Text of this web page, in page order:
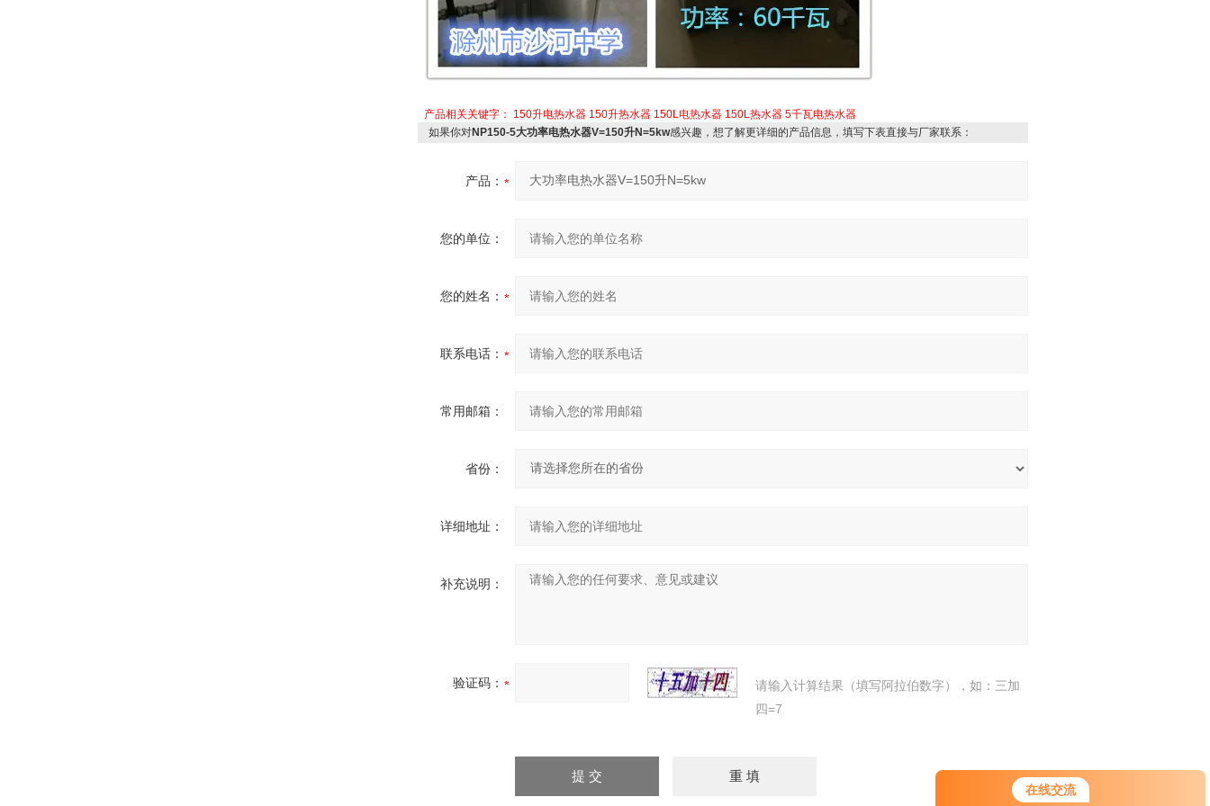
在线交流
产品相关关键字： 150升电热水器 150升热水器 150L电热水器 150L热水器 5千瓦电热水器
如果你对NP150-5大功率电热水器V=150升N=5kw感兴趣，想了解更详细的产品信息，填写下表直接与厂家联系：
产品：
您的单位：
您的姓名：
联系电话：
常用邮箱：
省份：
详细地址：
补充说明：
验证码：
请输入计算结果（填写阿拉伯数字），如：三加
四=7